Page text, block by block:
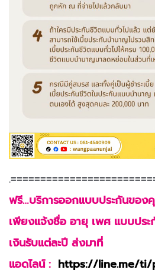
ฟรี…บริการออกแบบประกันของ
เพียงแจ้งชื่อ อายุ เพศ แบบประ
เงินรับแต่ละปี ส่งมาที่
แอดไลน์ : https://line.me/ti/